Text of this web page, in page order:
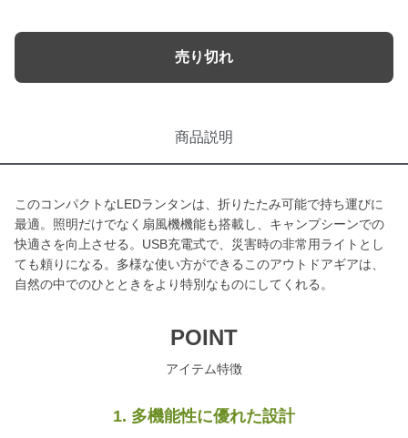
売り切れ
商品説明
このコンパクトなLEDランタンは、折りたたみ可能で持ち運びに
最適。照明だけでなく扇風機機能も搭載し、キャンプシーンでの
快適さを向上させる。USB充電式で、災害時の非常用ライトとし
ても頼りになる。多様な使い方ができるこのアウトドアギアは、
自然の中でのひとときをより特別なものにしてくれる。
POINT
アイテム特徴
1. 多機能性に優れた設計